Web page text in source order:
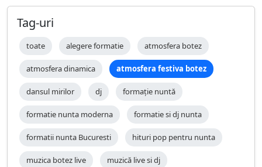
Tag-uri
toate alegere formatie atmosfera botez
atmosfera dinamica atmosfera festiva botez
dansul mirilor dj formație nuntă
formatie nunta moderna formatie si dj nunta
formatii nunta Bucuresti hituri pop pentru nunta
muzica botez live muzică live si dj